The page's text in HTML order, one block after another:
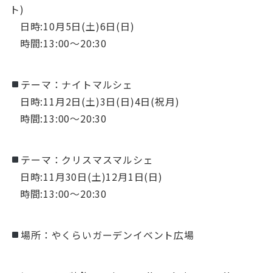
ト)
日時:10月5日(土)6日(日)
時間:13:00〜20:30
テーマ：ナイトマルシェ
日時:11月2日(土)3日(日)4日(祝月)
時間:13:00〜20:30
テーマ：クリスマスマルシェ
日時:11月30日(土)12月1日(日)
時間:13:00〜20:30
場所：やくらいガーデンイベント広場